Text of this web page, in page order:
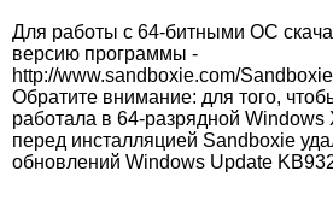
Для работы с 64-битными ОС
версию программы -
http://www.sandboxie.com/
Обратите внимание: для того,
работала в 64-разрядной Windows
перед инсталляцией Sandboxie
обновлений Windows Update